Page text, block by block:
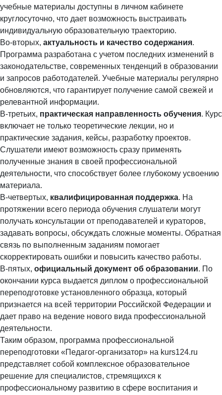
учебные материалы доступны в личном кабинете
круглосуточно, что дает возможность выстраивать
индивидуальную образовательную траекторию.
Во-вторых, актуальность и качество содержания.
Программа разработана с учетом последних изменений в
законодательстве, современных тенденций в образовании
и запросов работодателей. Учебные материалы регулярно
обновляются, что гарантирует получение самой свежей и
релевантной информации.
В-третьих, практическая направленность обучения. Курс
включает не только теоретические лекции, но и
практические задания, кейсы, разработку проектов.
Слушатели имеют возможность сразу применять
полученные знания в своей профессиональной
деятельности, что способствует более глубокому усвоению
материала.
В-четвертых, квалифицированная поддержка. На
протяжении всего периода обучения слушатели могут
получать консультации от преподавателей и кураторов,
задавать вопросы, обсуждать сложные моменты. Обратная
связь по выполненным заданиям помогает
скорректировать ошибки и повысить качество работы.
В-пятых, официальный документ об образовании. По
окончании курса выдается диплом о профессиональной
переподготовке установленного образца, который
признается на всей территории Российской Федерации и
дает право на ведение нового вида профессиональной
деятельности.
Таким образом, программа профессиональной
переподготовки «Педагог-организатор» на kurs124.ru
представляет собой комплексное образовательное
решение для специалистов, стремящихся к
профессиональному развитию в сфере воспитания и